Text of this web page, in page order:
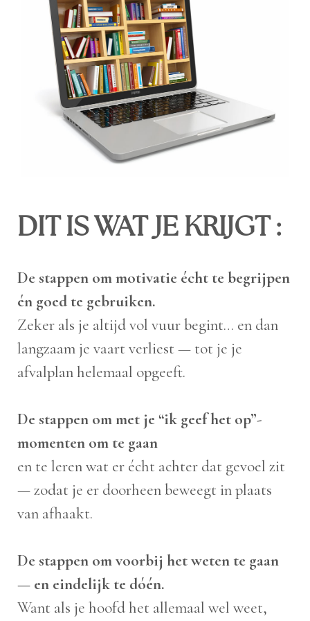
DIT IS WAT JE KRIJGT :
De stappen om motivatie écht te begrijpen
én goed te gebruiken.
Zeker als je altijd vol vuur begint… en dan
langzaam je vaart verliest — tot je je
afvalplan helemaal opgeeft.
De stappen om met je “ik geef het op”-
momenten om te gaan
en te leren wat er écht achter dat gevoel zit
— zodat je er doorheen beweegt in plaats
van afhaakt.
De stappen om voorbij het weten te gaan
— en eindelijk te dóén.
Want als je hoofd het allemaal wel weet,